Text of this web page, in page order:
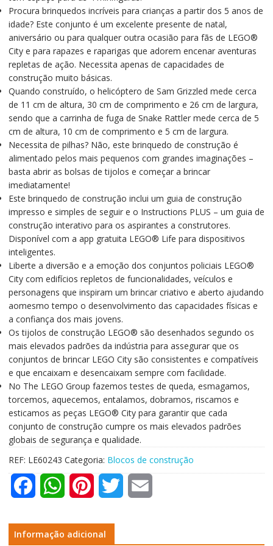
Procura brinquedos incríveis para crianças a partir dos 5 anos de
idade? Este conjunto é um excelente presente de natal,
aniversário ou para qualquer outra ocasião para fãs de LEGO®
City e para rapazes e raparigas que adorem encenar aventuras
repletas de ação. Necessita apenas de capacidades de
construção muito básicas.
Quando construído, o helicóptero de Sam Grizzled mede cerca
de 11 cm de altura, 30 cm de comprimento e 26 cm de largura,
sendo que a carrinha de fuga de Snake Rattler mede cerca de 5
cm de altura, 10 cm de comprimento e 5 cm de largura.
Necessita de pilhas? Não, este brinquedo de construção é
alimentado pelos mais pequenos com grandes imaginações –
basta abrir as bolsas de tijolos e começar a brincar
imediatamente!
Este brinquedo de construção inclui um guia de construção
impresso e simples de seguir e o Instructions PLUS – um guia de
construção interativo para os aspirantes a construtores.
Disponível com a app gratuita LEGO® Life para dispositivos
inteligentes.
Liberte a diversão e a emoção dos conjuntos policiais LEGO®
City com edifícios repletos de funcionalidades, veículos e
personagens que inspiram um brincar criativo e aberto ajudando
aomesmo tempo o desenvolvimento das capacidades físicas e
a confiança dos mais jovens.
Os tijolos de construção LEGO® são desenhados segundo os
mais elevados padrões da indústria para assegurar que os
conjuntos de brincar LEGO City são consistentes e compatíveis
e que encaixam e desencaixam sempre com facilidade.
No The LEGO Group fazemos testes de queda, esmagamos,
torcemos, aquecemos, entalamos, dobramos, riscamos e
esticamos as peças LEGO® City para garantir que cada
conjunto de construção cumpre os mais elevados padrões
globais de segurança e qualidade.
REF: LE60243 Categoria: Blocos de construção
c
W
a
n
Informação adicional